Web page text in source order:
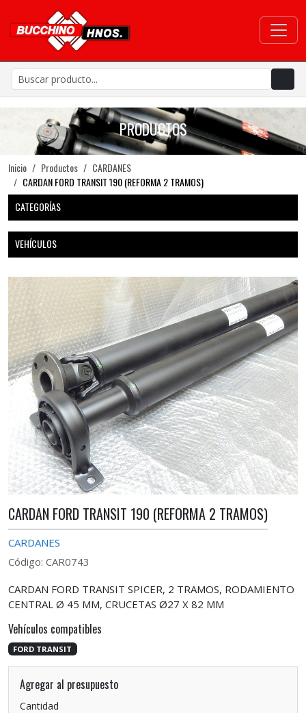
PRODUCTOS
Inicio Productos
CARDANES
CARDAN FORD TRANSIT 190 (REFORMA 2 TRAMOS)
CATEGORÍAS
VEHÍCULOS
CARDAN FORD TRANSIT 190 (REFORMA 2 TRAMOS)
CARDANES
Código: CAR0743
CARDAN FORD TRANSIT SPICER, 2 TRAMOS, RODAMIENTO
CENTRAL Ø 45 MM, CRUCETAS Ø27 X 82 MM
Vehículos compatibles
FORD TRANSIT
Agregar al presupuesto
Cantidad